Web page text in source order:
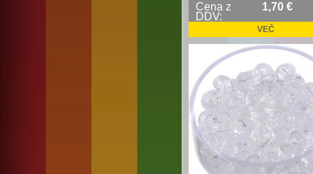
Cena z
DDV:
1,70 €
VEČ